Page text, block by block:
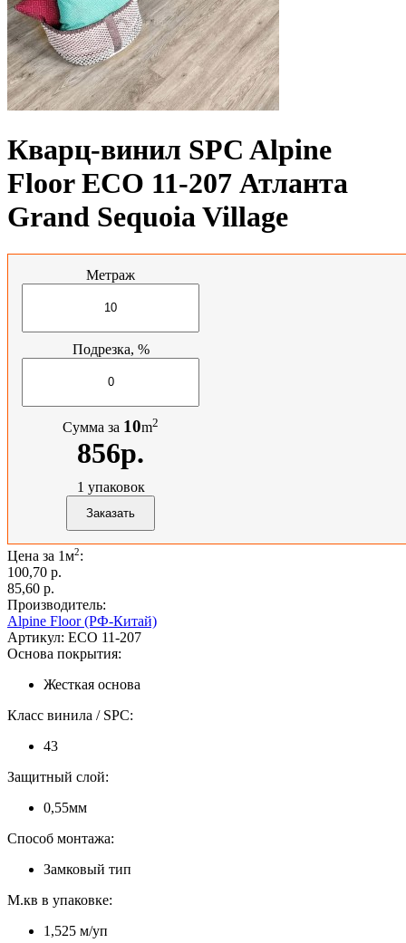
Кварц-винил SPC Alpine
Floor ECO 11-207 Атланта
Grand Sequoia Village
Метраж
Подрезка, %
Сумма за 10m2
856р.
1 упаковок
Цена за 1м2:
100,70 p.
85,60 p.
Производитель:
Alpine Floor (РФ-Китай)
Артикул: ECO 11-207
Основа покрытия:
Жесткая основа
Класс винила / SPC:
43
Защитный слой:
0,55мм
Способ монтажа:
Замковый тип
М.кв в упаковке:
1,525 м/уп